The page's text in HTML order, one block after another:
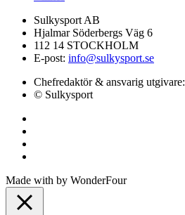
Sulkysport AB
Hjalmar Söderbergs Väg 6
112 14 STOCKHOLM
E-post: info@sulkysport.se
Chefredaktör & ansvarig utgivare:
© Sulkysport
Made with by WonderFour